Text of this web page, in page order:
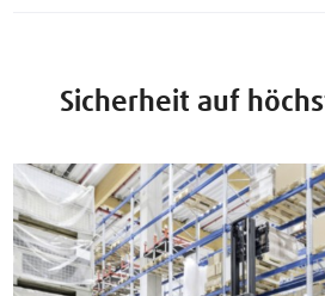
Sicherheit auf